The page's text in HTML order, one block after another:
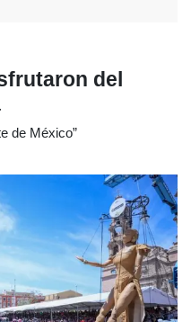
del
de México”